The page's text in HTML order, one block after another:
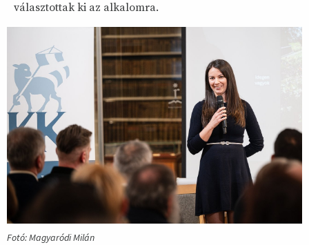
választottak ki az alkalomra.
Fotó: Magyaródi Milán